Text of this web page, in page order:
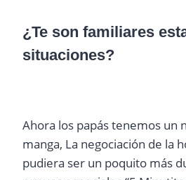
¿Te son familiares
situaciones?
Ahora los papás tenemos un
manga, La negociación de la
pudiera ser un poquito más